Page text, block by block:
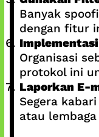
Banyak
dengan fitur
Implementasi
Organisasi
protokol ini
Laporkan E-
Segera
atau